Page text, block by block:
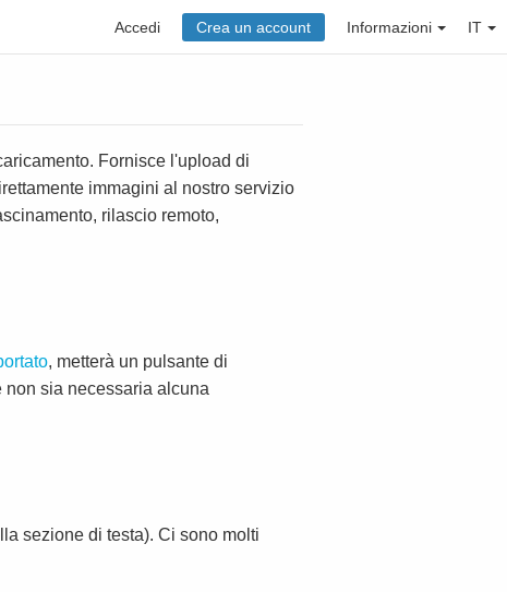
Accedi Crea un account Informazioni IT
Fornisce l'upload di
immagini al nostro servizio
rilascio remoto,
, metterà un pulsante di
sia necessaria alcuna
sezione di testa). Ci sono molti